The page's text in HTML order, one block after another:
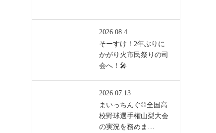
2026.08.4
そーすけ！2年ぶりに
かがり火市民祭りの司
会へ！🎤
2026.07.13
まいっちんぐ⚾️全国高
校野球選手権山梨大会
の実況を務めま…